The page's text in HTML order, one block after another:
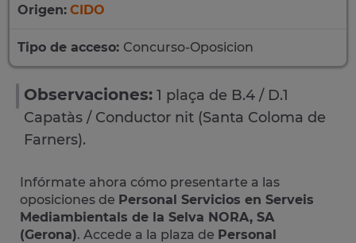
Origen: CIDO
Tipo de acceso: Concurso-Oposicion
Observaciones: 1 plaça de B.4 / D.1
Capatàs / Conductor nit (Santa Coloma de
Farners).
Infórmate ahora cómo presentarte a las
oposiciones de Personal Servicios en Serveis
Mediambientals de la Selva NORA, SA
(Gerona). Accede a la plaza de Personal